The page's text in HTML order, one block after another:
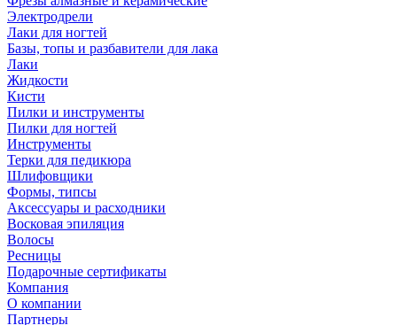
Электродрели
Лаки для ногтей
Базы, топы и разбавители для лака
Лаки
Жидкости
Кисти
Пилки и инструменты
Пилки для ногтей
Инструменты
Терки для педикюра
Шлифовщики
Формы, типсы
Аксессуары и расходники
Восковая эпиляция
Волосы
Ресницы
Подарочные сертификаты
Компания
О компании
Партнеры